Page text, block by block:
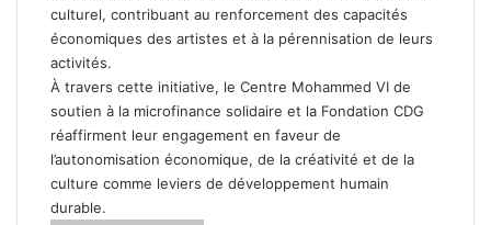
culturel, contribuant au renforcement des capacités
économiques des artistes et à la pérennisation de leurs
activités.
À travers cette initiative, le Centre Mohammed VI de
soutien à la microfinance solidaire et la Fondation CDG
réaffirment leur engagement en faveur de
l’autonomisation économique, de la créativité et de la
culture comme leviers de développement humain
durable.